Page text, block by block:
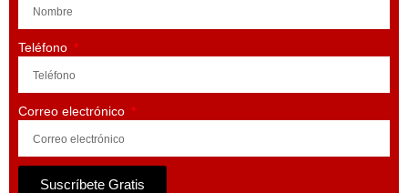
Teléfono
Correo electrónico
Suscríbete Gratis